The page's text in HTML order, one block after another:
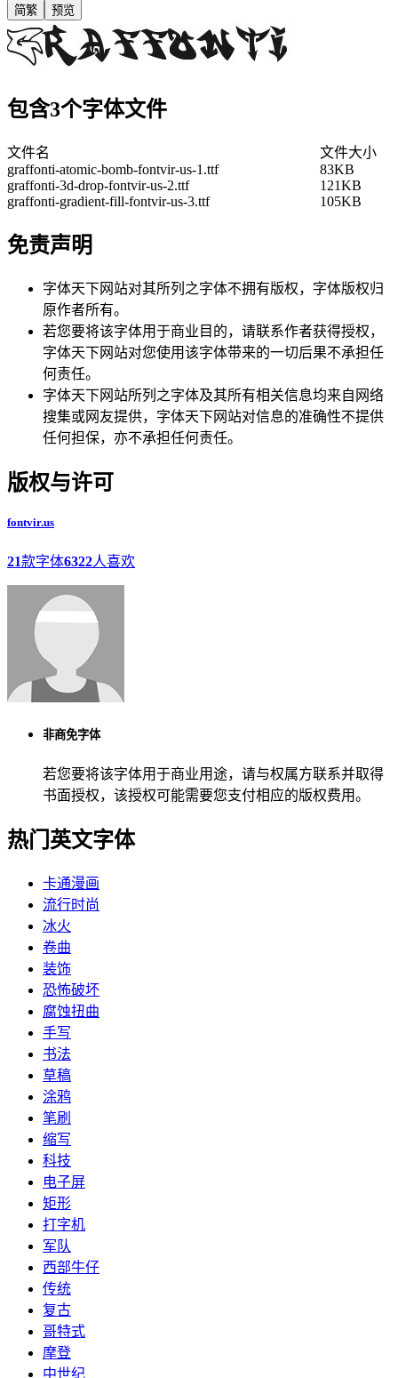
简繁 预览
包含3个字体文件
文件名
文件大小
graffonti-atomic-bomb-fontvir-us-1.ttf
83KB
graffonti-3d-drop-fontvir-us-2.ttf
121KB
graffonti-gradient-fill-fontvir-us-3.ttf
105KB
免责声明
字体天下网站对其所列之字体不拥有版权，字体版权归
原作者所有。
若您要将该字体用于商业目的，请联系作者获得授权，
字体天下网站对您使用该字体带来的一切后果不承担任
何责任。
字体天下网站所列之字体及其所有相关信息均来自网络
搜集或网友提供，字体天下网站对信息的准确性不提供
任何担保，亦不承担任何责任。
版权与许可
fontvir.us
21款字体6322人喜欢
非商免字体
若您要将该字体用于商业用途，请与权属方联系并取得
书面授权，该授权可能需要您支付相应的版权费用。
热门英文字体
卡通漫画
流行时尚
冰火
卷曲
装饰
恐怖破坏
腐蚀扭曲
手写
书法
草稿
涂鸦
笔刷
缩写
科技
电子屏
矩形
打字机
军队
西部牛仔
传统
复古
哥特式
摩登
中世纪